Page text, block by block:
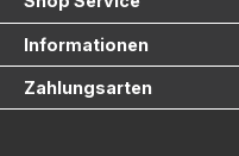
Informationen
Zahlungsarten